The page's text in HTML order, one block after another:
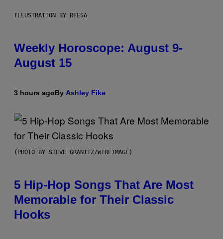
ILLUSTRATION BY REESA
Weekly Horoscope: August 9-
August 15
3 hours agoBy Ashley Fike
(PHOTO BY STEVE GRANITZ/WIREIMAGE)
5 Hip-Hop Songs That Are Most
Memorable for Their Classic
Hooks